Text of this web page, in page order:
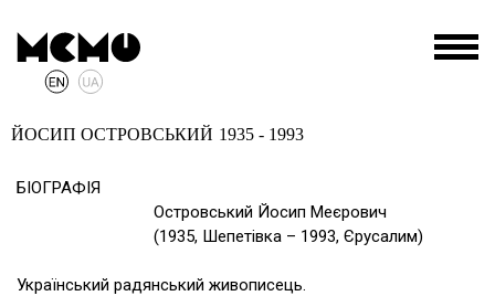
ЙОСИП ОСТРОВСЬКИЙ 1935 - 1993
БІОГРАФІЯ
Островський Йосип Меєрович
(1935, Шепетівка – 1993, Єрусалим)
Український радянський живописець.